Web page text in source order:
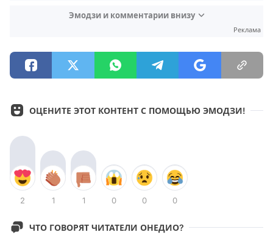
Эмодзи и комментарии внизу
Реклама
ОЦЕНИТЕ ЭТОТ КОНТЕНТ С ПОМОЩЬЮ ЭМОДЗИ!
2 1 1 0 0 0
ЧТО ГОВОРЯТ ЧИТАТЕЛИ ОНЕДИО?